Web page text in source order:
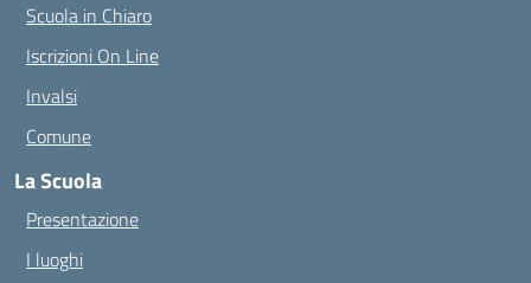
Scuola in Chiaro
Iscrizioni On Line
Invalsi
Comune
La Scuola
Presentazione
I luoghi